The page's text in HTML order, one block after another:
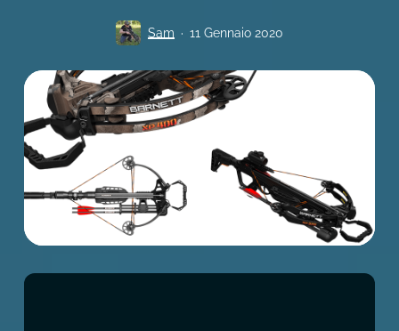
Sam 11 Gennaio 2020